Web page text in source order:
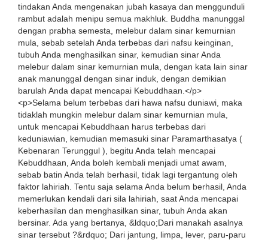
tindakan Anda mengenakan jubah kasaya dan menggunduli
rambut adalah menipu semua makhluk. Buddha manunggal
dengan prabha semesta, melebur dalam sinar kemurnian
mula, sebab setelah Anda terbebas dari nafsu keinginan,
tubuh Anda menghasilkan sinar, kemudian sinar Anda
melebur dalam sinar kemurnian mula, dengan kata lain sinar
anak manunggal dengan sinar induk, dengan demikian
barulah Anda dapat mencapai Kebuddhaan.</p>
<p>Selama belum terbebas dari hawa nafsu duniawi, maka
tidaklah mungkin melebur dalam sinar kemurnian mula,
untuk mencapai Kebuddhaan harus terbebas dari
keduniawian, kemudian memasuki sinar Paramarthasatya (
Kebenaran Terunggul ), begitu Anda telah mencapai
Kebuddhaan, Anda boleh kembali menjadi umat awam,
sebab batin Anda telah berhasil, tidak lagi tergantung oleh
faktor lahiriah. Tentu saja selama Anda belum berhasil, Anda
memerlukan kendali dari sila lahiriah, saat Anda mencapai
keberhasilan dan menghasilkan sinar, tubuh Anda akan
bersinar. Ada yang bertanya, &ldquo;Dari manakah asalnya
sinar tersebut ?&rdquo; Dari jantung, limpa, lever, paru-paru